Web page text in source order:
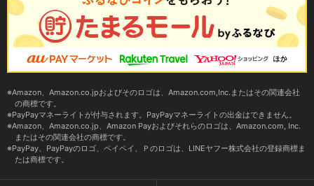
Amazon、Amazon.co.jpおよびそのロゴは、Amazon.com,Inc.またはその関連会社
の商標です。
PayPayマネーライトが付与されます。PayPayマネーライトの出金はできません。
Amazon、Amazon.co.jp、Amazon Payおよびそれらのロゴは、Amazon.com, Inc.
またはその関連会社の商標です。
PayPay、PayPayのロゴ、ペイペイ、Ｐのロゴは、LINEヤフー株式会社の登録商標ま
たは商標です。